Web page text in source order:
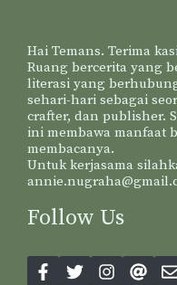
Hai Temans. Terima
Ruang bercerita yang
literasi yang
sehari-hari sebagai
crafter, dan publisher.
ini membawa manfaat
membacanya.
Untuk kerjasama
Follow Us